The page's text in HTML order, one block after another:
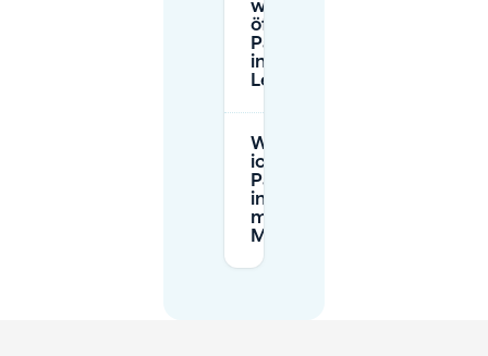
wichtigsten
öffentlichen
Parkmöglichkeiten
in der Nähe von
Legmeer?
Wie buche
ich
Parkplätze
in Legmeer
mit
Mobypark?